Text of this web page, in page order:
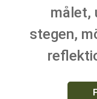
målet,
stegen,